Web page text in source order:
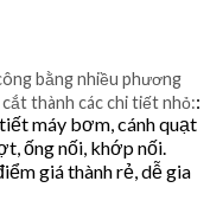
bằng nhiều phương
cắt thành các chi tiết nhỏ::
máy bơm, cánh quạt
ống nối, khớp nối.
giá thành rẻ, dễ gia